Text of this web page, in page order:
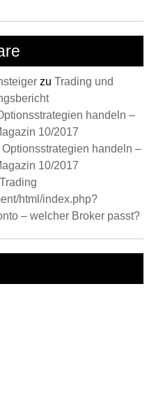
zu Trading und
handeln –
10/2017
handeln –
10/2017
html/index.php?
– welcher Broker passt?